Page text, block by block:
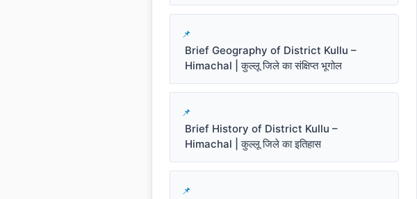
Brief Geography of District Kullu –
Himachal | कुल्लू जिले का संक्षिप्त भूगोल
Brief History of District Kullu –
Himachal | कुल्लू जिले का इतिहास